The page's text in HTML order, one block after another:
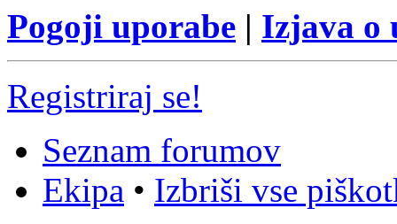
Pogoji uporabe | Izjava o
Registriraj se!
Seznam forumov
Ekipa • Izbriši vse